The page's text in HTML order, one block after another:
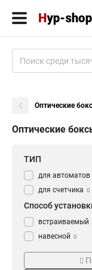
Оптические
Оптические
ТИП
для автоматов
для счетчика 0
Способ
встраиваемый
навесной 0
настенный 11